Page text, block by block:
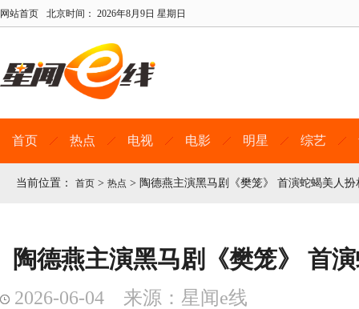
网站首页 北京时间： 2026年8月9日 星期日
首页 热点 电视 电影 明星 综艺
当前位置： 首页 > 热点 > 陶德燕主演黑马剧《樊笼》 首演蛇蝎美人扮
陶德燕主演黑马剧《樊笼》 首
2026-06-04 来源：星闻e线